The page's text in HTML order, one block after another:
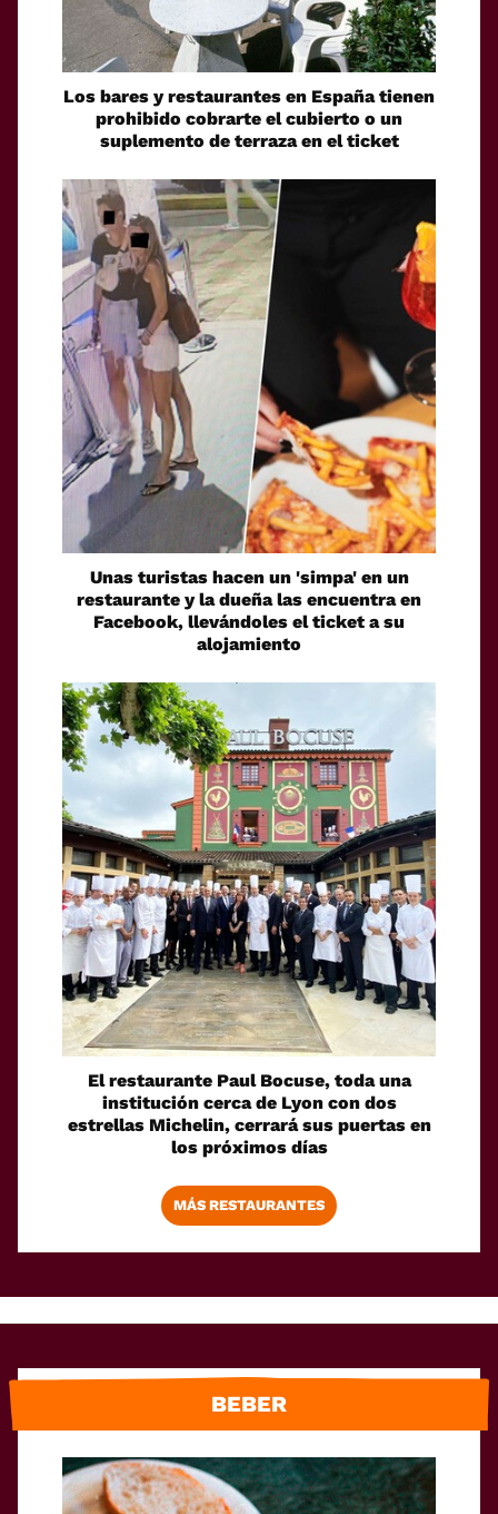
Los bares y restaurantes en España tienen
prohibido cobrarte el cubierto o un
suplemento de terraza en el ticket
Unas turistas hacen un 'simpa' en un
restaurante y la dueña las encuentra en
Facebook, llevándoles el ticket a su
alojamiento
El restaurante Paul Bocuse, toda una
institución cerca de Lyon con dos
estrellas Michelin, cerrará sus puertas en
los próximos días
MÁS RESTAURANTES
BEBER